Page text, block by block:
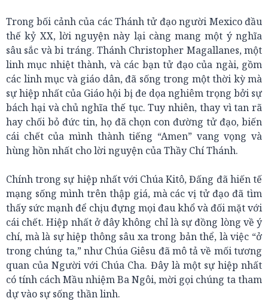
Trong bối cảnh của các Thánh tử đạo người Mexico đầu
thế kỷ XX, lời nguyện này lại càng mang một ý nghĩa
sâu sắc và bi tráng. Thánh Christopher Magallanes, một
linh mục nhiệt thành, và các bạn tử đạo của ngài, gồm
các linh mục và giáo dân, đã sống trong một thời kỳ mà
sự hiệp nhất của Giáo hội bị đe dọa nghiêm trọng bởi sự
bách hại và chủ nghĩa thế tục. Tuy nhiên, thay vì tan rã
hay chối bỏ đức tin, họ đã chọn con đường tử đạo, biến
cái chết của mình thành tiếng “Amen” vang vọng và
hùng hồn nhất cho lời nguyện của Thầy Chí Thánh.
Chính trong sự hiệp nhất với Chúa Kitô, Đấng đã hiến tế
mạng sống mình trên thập giá, mà các vị tử đạo đã tìm
thấy sức mạnh để chịu đựng mọi đau khổ và đối mặt với
cái chết. Hiệp nhất ở đây không chỉ là sự đồng lòng về ý
chí, mà là sự hiệp thông sâu xa trong bản thể, là việc “ở
trong chúng ta,” như Chúa Giêsu đã mô tả về mối tương
quan của Người với Chúa Cha. Đây là một sự hiệp nhất
có tính cách Mầu nhiệm Ba Ngôi, mời gọi chúng ta tham
dự vào sự sống thần linh.